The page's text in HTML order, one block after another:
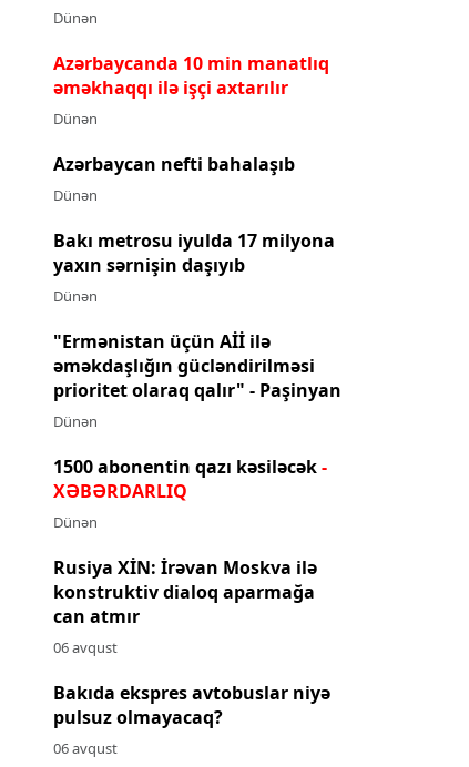
Dünən
Azərbaycanda 10 min manatlıq
əməkhaqqı ilə işçi axtarılır
Dünən
Azərbaycan nefti bahalaşıb
Dünən
Bakı metrosu iyulda 17 milyona
yaxın sərnişin daşıyıb
Dünən
"Ermənistan üçün Aİİ ilə
əməkdaşlığın gücləndirilməsi
prioritet olaraq qalır" - Paşinyan
Dünən
1500 abonentin qazı kəsiləcək-
XƏBƏRDARLIQ
Dünən
Rusiya XİN: İrəvan Moskva ilə
konstruktiv dialoq aparmağa
can atmır
06 avqust
Bakıda ekspres avtobuslar niyə
pulsuz olmayacaq?
06 avqust